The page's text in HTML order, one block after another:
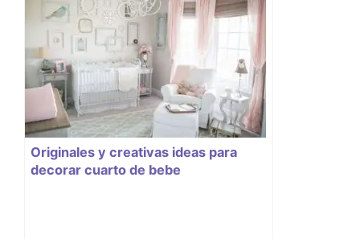
Originales y creativas ideas para
decorar cuarto de bebe